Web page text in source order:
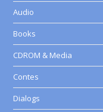
Audio
Books
CDROM & Media
Contes
Dialogs